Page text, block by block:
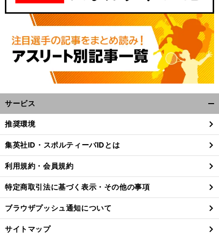
サービス
閉
る
推奨環境
集英社ID・スポルティーバIDとは
利用規約・会員規約
特定商取引法に基づく表示・その他の事項
ブラウザプッシュ通知について
サイトマップ